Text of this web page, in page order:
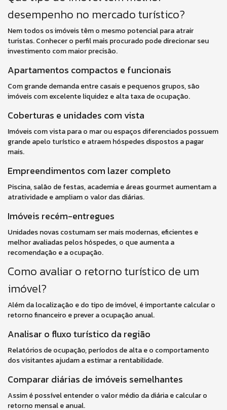
desempenho no mercado turístico?
Nem todos os imóveis têm o mesmo potencial para atrair
turistas. Conhecer o perfil mais procurado pode direcionar seu
investimento com maior precisão.
Apartamentos compactos e funcionais
Com grande demanda entre casais e pequenos grupos, são
imóveis com excelente liquidez e alta taxa de ocupação.
Coberturas e unidades com vista
Imóveis com vista para o mar ou espaços diferenciados possuem
grande apelo turístico e atraem hóspedes dispostos a pagar
mais.
Empreendimentos com lazer completo
Piscina, salão de festas, academia e áreas gourmet aumentam a
atratividade e ampliam o valor das diárias.
Imóveis recém-entregues
Unidades novas costumam ser mais modernas, eficientes e
melhor avaliadas pelos hóspedes, o que aumenta a
recomendação e a ocupação.
Como avaliar o retorno turístico de um
imóvel?
Além da localização e do tipo de imóvel, é importante calcular o
retorno financeiro e prever a ocupação anual.
Analisar o fluxo turístico da região
Relatórios de ocupação, períodos de alta e o comportamento
dos visitantes ajudam a estimar a rentabilidade.
Comparar diárias de imóveis semelhantes
Assim é possível entender o valor médio da diária e calcular o
retorno mensal e anual.